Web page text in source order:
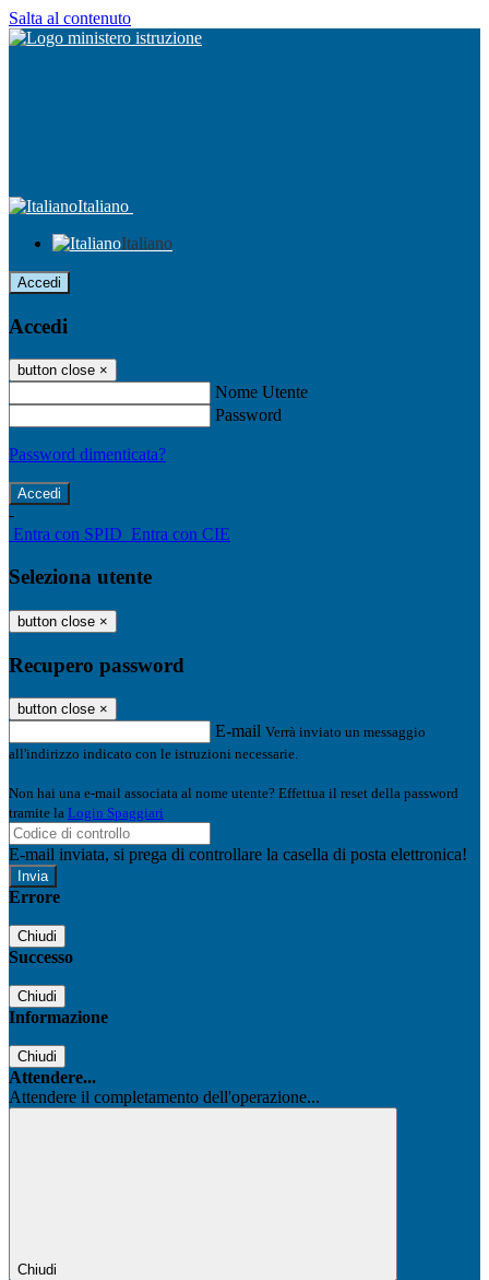
Salta al contenuto
Italiano
Italiano
Accedi
Accedi
button close ×
Nome Utente
Password
Password dimenticata?
-
Entra con SPID Entra con CIE
Seleziona utente
button close ×
Recupero password
button close ×
E-mail Verrà inviato un messaggio
all'indirizzo indicato con le istruzioni necessarie.
Non hai una e-mail associata al nome utente? Effettua il reset della password
tramite la Login Spaggiari
E-mail inviata, si prega di controllare la casella di posta elettronica!
Errore
Chiudi
Successo
Chiudi
Informazione
Chiudi
Attendere...
Attendere il completamento dell'operazione...
Chiudi